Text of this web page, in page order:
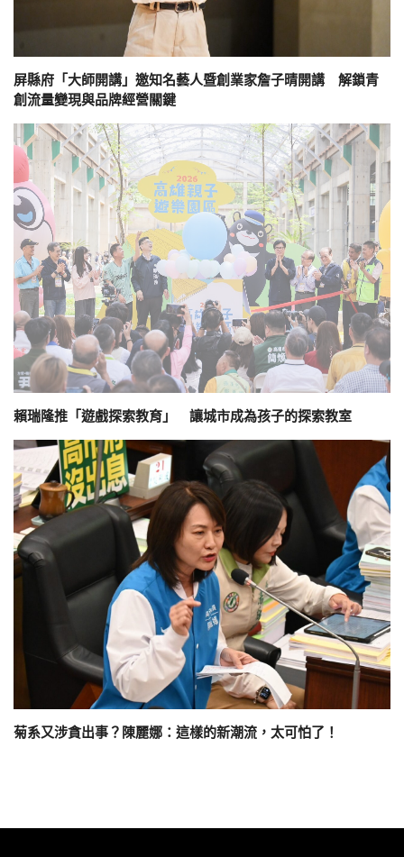
屏縣府「大師開講」邀知名藝人暨創業家詹子晴開講 解鎖青
創流量變現與品牌經營關鍵
賴瑞隆推「遊戲探索教育」 讓城市成為孩子的探索教室
菊系又涉貪出事？陳麗娜：這樣的新潮流，太可怕了！